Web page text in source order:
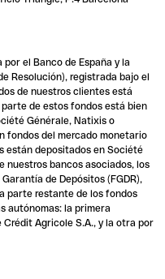
el Banco de España y la
Resolución), registrada bajo el
de nuestros clientes está
de estos fondos está bien
Générale, Natixis o
fondos del mercado monetario
están depositados en Société
nuestros bancos asociados, los
de Depósitos (FGDR),
parte restante de los fondos
autónomas: la primera
Agricole S.A., y la otra por